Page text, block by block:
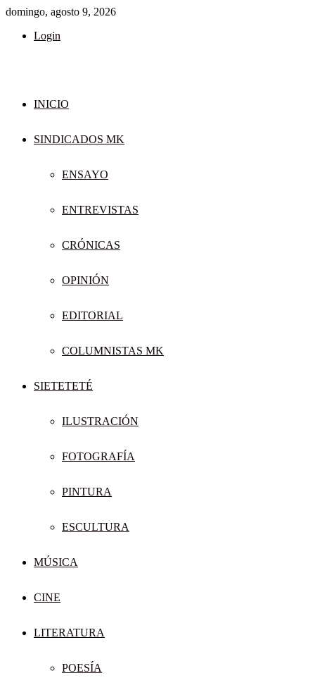
domingo, agosto 9, 2026
Login
INICIO
SINDICADOS MK
ENSAYO
ENTREVISTAS
CRÓNICAS
OPINIÓN
EDITORIAL
COLUMNISTAS MK
SIETETETÉ
ILUSTRACIÓN
FOTOGRAFÍA
PINTURA
ESCULTURA
MÚSICA
CINE
LITERATURA
POESÍA